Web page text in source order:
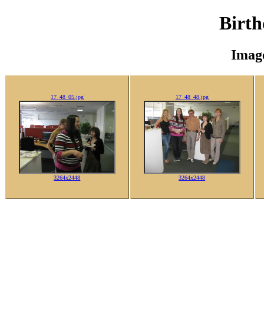
17_48_05.jpg
3264x2448
17_48_48.jpg
3264x2448